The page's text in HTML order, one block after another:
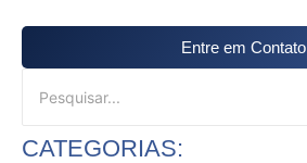
Entre em Contato
CATEGORIAS: